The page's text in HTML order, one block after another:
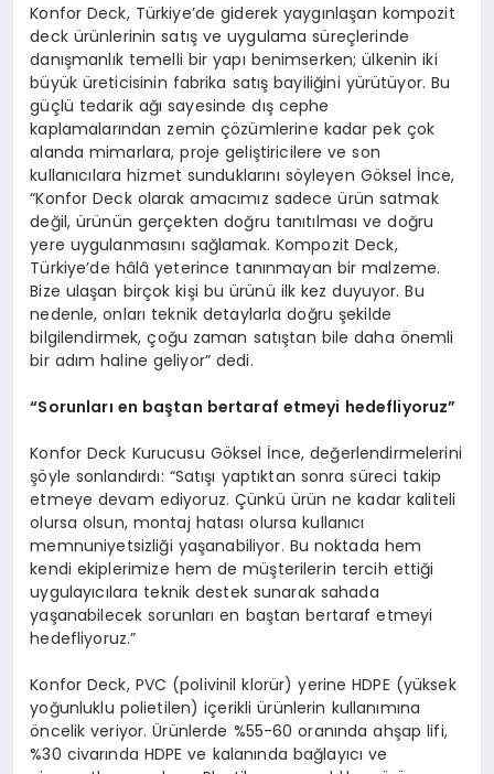
Konfor Deck, Türkiye’de giderek yaygınlaşan kompozit
deck ürünlerinin satış ve uygulama süreçlerinde
danışmanlık temelli bir yapı benimserken; ülkenin iki
büyük üreticisinin fabrika satış bayiliğini yürütüyor. Bu
güçlü tedarik ağı sayesinde dış cephe
kaplamalarından zemin çözümlerine kadar pek çok
alanda mimarlara, proje geliştiricilere ve son
kullanıcılara hizmet sunduklarını söyleyen Göksel İnce,
“Konfor Deck olarak amacımız sadece ürün satmak
değil, ürünün gerçekten doğru tanıtılması ve doğru
yere uygulanmasını sağlamak. Kompozit Deck,
Türkiye’de hâlâ yeterince tanınmayan bir malzeme.
Bize ulaşan birçok kişi bu ürünü ilk kez duyuyor. Bu
nedenle, onları teknik detaylarla doğru şekilde
bilgilendirmek, çoğu zaman satıştan bile daha önemli
bir adım haline geliyor” dedi.
“Sorunları en baştan bertaraf etmeyi hedefliyoruz”
Konfor Deck Kurucusu Göksel İnce, değerlendirmelerini
şöyle sonlandırdı: “Satışı yaptıktan sonra süreci takip
etmeye devam ediyoruz. Çünkü ürün ne kadar kaliteli
olursa olsun, montaj hatası olursa kullanıcı
memnuniyetsizliği yaşanabiliyor. Bu noktada hem
kendi ekiplerimize hem de müşterilerin tercih ettiği
uygulayıcılara teknik destek sunarak sahada
yaşanabilecek sorunları en baştan bertaraf etmeyi
hedefliyoruz.”
Konfor Deck, PVC (polivinil klorür) yerine HDPE (yüksek
yoğunluklu polietilen) içerikli ürünlerin kullanımına
öncelik veriyor. Ürünlerde %55-60 oranında ahşap lifi,
%30 civarında HDPE ve kalanında bağlayıcı ve